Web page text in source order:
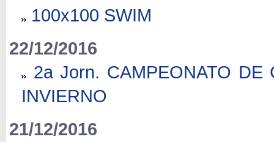
100x100 SWIM
22/12/2016
2a Jorn. CAMPEONATO DE
INVIERNO
21/12/2016